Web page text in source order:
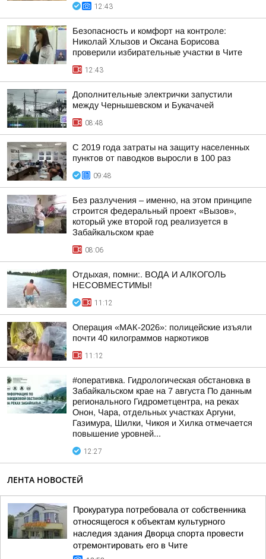
12:43
Безопасность и комфорт на контроле:
Николай Хлызов и Оксана Борисова
проверили избирательные участки в Чите
12:43
Дополнительные электрички запустили
между Чернышевском и Букачачей
08:48
С 2019 года затраты на защиту населенных
пунктов от паводков выросли в 100 раз
09:48
Без разлучения – именно, на этом принципе
строится федеральный проект «Вызов»,
который уже второй год реализуется в
Забайкальском крае
08:06
Отдыхая, помни:. ВОДА И АЛКОГОЛЬ
НЕСОВМЕСТИМЫ!
11:12
Операция «МАК-2026»: полицейские изъяли
почти 40 килограммов наркотиков
11:12
#оперативка. Гидрологическая обстановка в
Забайкальском крае на 7 августа По данным
регионального Гидрометцентра, на реках
Онон, Чара, отдельных участках Аргуни,
Газимура, Шилки, Чикоя и Хилка отмечается
повышение уровней...
12:27
ЛЕНТА НОВОСТЕЙ
Прокуратура потребовала от собственника
относящегося к объектам культурного
наследия здания Дворца спорта провести
отремонтировать его в Чите